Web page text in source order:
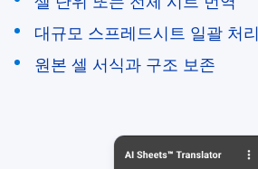
대규모 스프레드시트 일괄 처리
원본 셀 서식과 구조 보존